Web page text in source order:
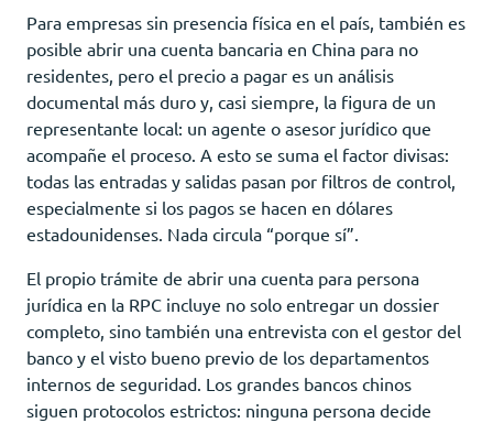
Para empresas sin presencia física en el país, también es
posible abrir una cuenta bancaria en China para no
residentes, pero el precio a pagar es un análisis
documental más duro y, casi siempre, la figura de un
representante local: un agente o asesor jurídico que
acompañe el proceso. A esto se suma el factor divisas:
todas las entradas y salidas pasan por filtros de control,
especialmente si los pagos se hacen en dólares
estadounidenses. Nada circula “porque sí”.
El propio trámite de abrir una cuenta para persona
jurídica en la RPC incluye no solo entregar un dossier
completo, sino también una entrevista con el gestor del
banco y el visto bueno previo de los departamentos
internos de seguridad. Los grandes bancos chinos
siguen protocolos estrictos: ninguna persona decide